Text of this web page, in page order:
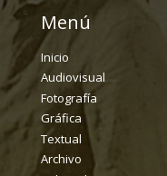
Menú
Inicio
Audiovisual
Fotografía
Gráfica
Textual
Archivo